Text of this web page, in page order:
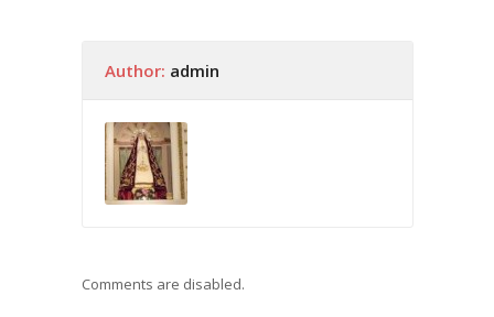
Author: admin
Comments are disabled.